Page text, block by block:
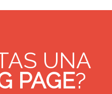
UNA
PAGE?